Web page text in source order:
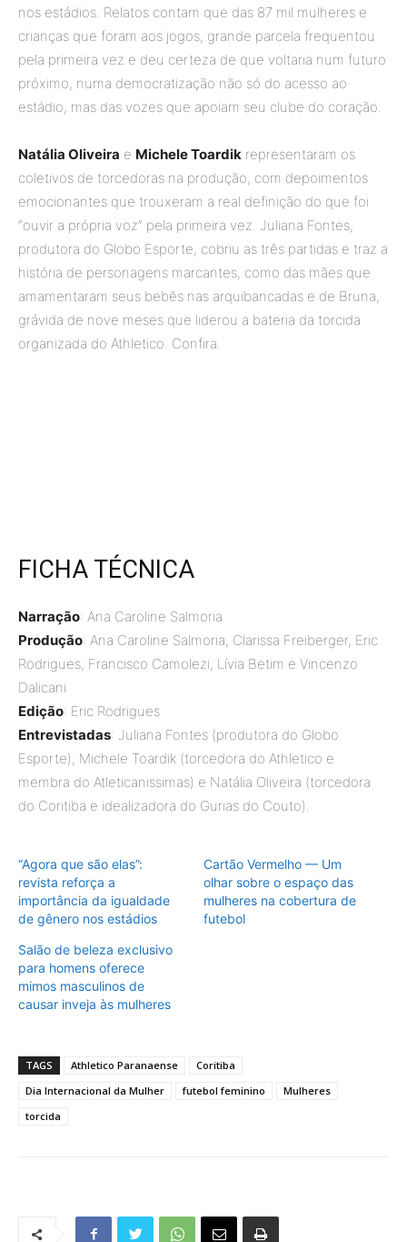
nos estádios. Relatos contam que das 87 mil mulheres e
crianças que foram aos jogos, grande parcela frequentou
pela primeira vez e deu certeza de que voltaria num futuro
próximo, numa democratização não só do acesso ao
estádio, mas das vozes que apoiam seu clube do coração.
Natália Oliveira e Michele Toardik representaram os
coletivos de torcedoras na produção, com depoimentos
emocionantes que trouxeram a real definição do que foi
“ouvir a própria voz” pela primeira vez. Juliana Fontes,
produtora do Globo Esporte, cobriu as três partidas e traz a
história de personagens marcantes, como das mães que
amamentaram seus bebês nas arquibancadas e de Bruna,
grávida de nove meses que liderou a bateria da torcida
organizada do Athletico. Confira.
FICHA TÉCNICA
Narração: Ana Caroline Salmoria
Produção: Ana Caroline Salmoria, Clarissa Freiberger, Eric
Rodrigues, Francisco Camolezi, Lívia Betim e Vincenzo
Dalicani
Edição: Eric Rodrigues
Entrevistadas: Juliana Fontes (produtora do Globo
Esporte), Michele Toardik (torcedora do Athletico e
membra do Atleticanissimas) e Natália Oliveira (torcedora
do Coritiba e idealizadora do Gurias do Couto).
“Agora que são elas”:
revista reforça a
importância da igualdade
de gênero nos estádios
Cartão Vermelho — Um
olhar sobre o espaço das
mulheres na cobertura de
futebol
Salão de beleza exclusivo
para homens oferece
mimos masculinos de
causar inveja às mulheres
TAGS Athletico Paranaense
Coritiba
Dia Internacional da Mulher
futebol feminino
Mulheres
torcida